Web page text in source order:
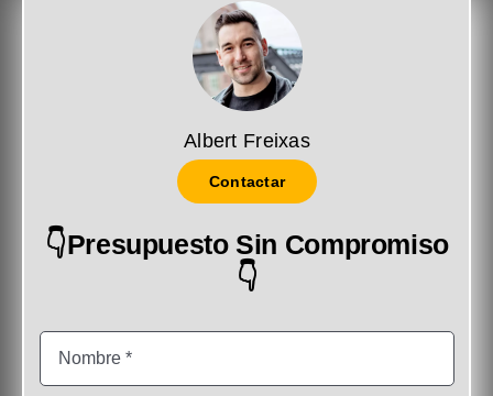
Albert Freixas
Contactar
👇Presupuesto Sin Compromiso
👇